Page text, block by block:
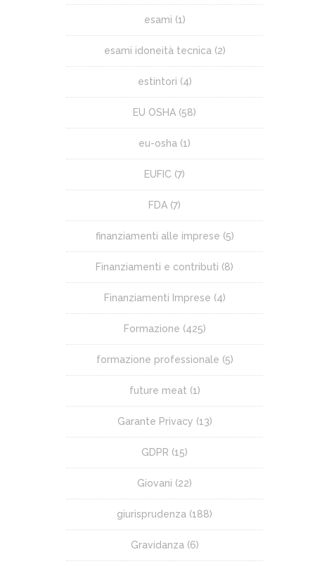
esami (1)
esami idoneità tecnica(2)
estintori (4)
EU OSHA (58)
eu-osha (1)
EUFIC (7)
FDA (7)
finanziamenti alle imprese (5)
Finanziamenti e contributi (8)
Finanziamenti Imprese (4)
Formazione (425)
formazione professionale (5)
future meat(1)
Garante Privacy (13)
GDPR (15)
Giovani (22)
giurisprudenza (188)
Gravidanza(6)